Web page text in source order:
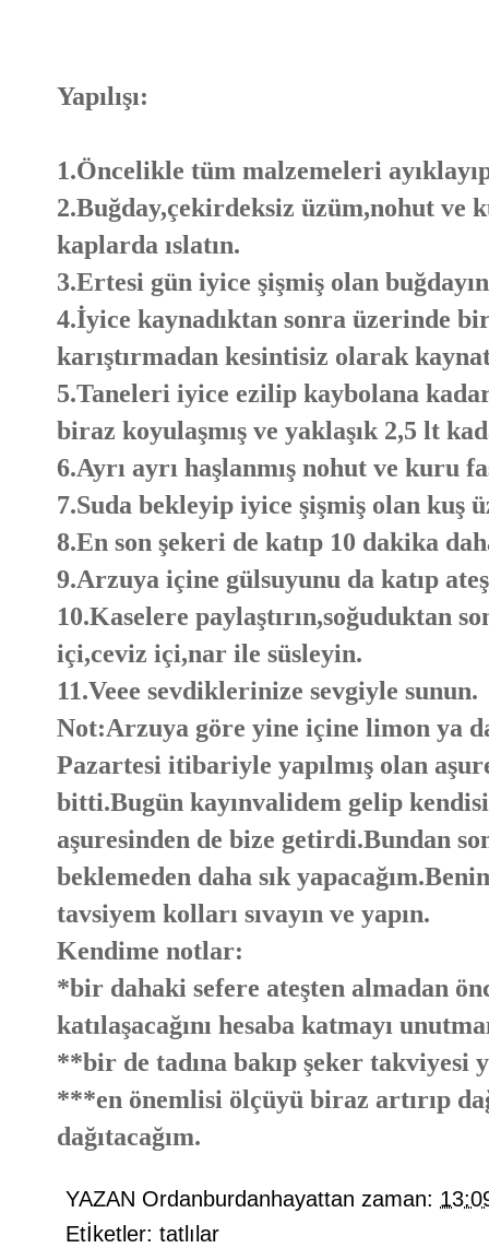
Yapılışı:
1.Öncelikle tüm malzemeleri
2.Buğday,çekirdeksiz üzüm,nohut ve
kaplarda ıslatın.
3.Ertesi gün iyice şişmiş olan
4.İyice kaynadıktan sonra üzerinde
karıştırmadan kesintisiz olarak
5.Taneleri iyice ezilip kaybolana
biraz koyulaşmış ve yaklaşık 2,5 lt
6.Ayrı ayrı haşlanmış nohut ve kuru
7.Suda bekleyip iyice şişmiş olan kuş
8.En son şekeri de katıp 10 dakika
9.Arzuya içine gülsuyunu da katıp
10.Kaselere paylaştırın,soğuduktan
içi,ceviz içi,nar ile süsleyin.
11.Veee sevdiklerinize sevgiyle sunun.
Not:Arzuya göre yine içine limon ya
Pazartesi itibariyle yapılmış olan
bitti.Bugün kayınvalidem gelip kendisi
aşuresinden de bize getirdi.Bundan
beklemeden daha sık
tavsiyem kolları sıvayın ve yapın.
Kendime notlar:
*bir dahaki sefere ateşten almadan
katılaşacağını hesaba katmayı
**bir de tadına bakıp şeker takviyesi
***en önemlisi ölçüyü biraz artırıp
dağıtacağım.
YAZAN Ordanburdanhayattan zaman:
Etİketler: tatlılar